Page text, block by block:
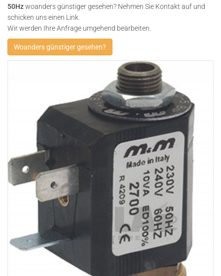
50Hzwoanders günstiger gesehen? Nehmen Sie Kontakt auf und
schicken uns einen Link.
Wir werden Ihre Anfrage umgehend bearbeiten.
Woanders günstiger gesehen?